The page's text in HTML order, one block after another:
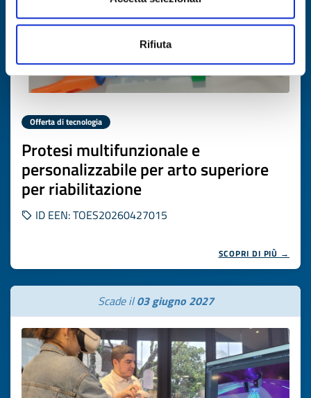
Rifiuta
Offerta di tecnologia
Protesi multifunzionale e
personalizzabile per arto superiore
per riabilitazione
ID EEN: TOES20260427015
SCOPRI DI PIÙ →
Scade il03 giugno 2027